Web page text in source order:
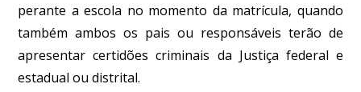
perante a escola no momento da matrícula, quando
também ambos os pais ou responsáveis terão de
apresentar certidões criminais da Justiça federal e
estadual ou distrital.